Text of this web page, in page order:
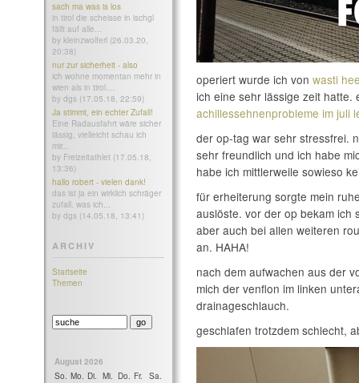
sach ma was is los
in tirol die scheisse in ischgl
fällt auf alle...
by kleinzwolferl (26.03.20,
20:38)
nur zur sicherheit - also
ich wohne momentan mehr in
wien als in tirol....
by dgs (17.05.18, 22:59)
Ja stimmt, ein echter Zufall!
Eine Radausfahrt wäre sicher
lässig, vielleicht schau ich
mir...
by Freizeitathlet (17.05.18,
13:36)
hallo robert - vielen dank!
das ist ja ein wirklich schräger
zufall. was ich...
by dgs (14.05.18, 13:41)
ARCHIV
Startseite
Themen
August 2026
So. Mo. Di. Mi. Do. Fr.
Sa.
operiert wurde ich von wasti
ich eine sehr lässige zeit
achillessehnenprobleme im juli
der op-tag war sehr stressfrei.
sehr freundlich und ich habe
habe ich mittlerweile sowieso
für erheiterung sorgte mein
auslöste. vor der op bekam ich
aber auch bei allen weiteren
an. HAHA!
nach dem aufwachen aus der
mich der venflon im linken
drainageschlauch.
geschlafen trotzdem schlecht,